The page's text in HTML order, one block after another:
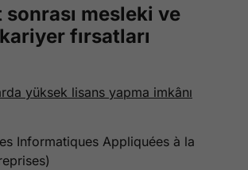
mesleki ve
fırsatları
yüksek lisans yapma imkânı
Informatiques Appliquées à la